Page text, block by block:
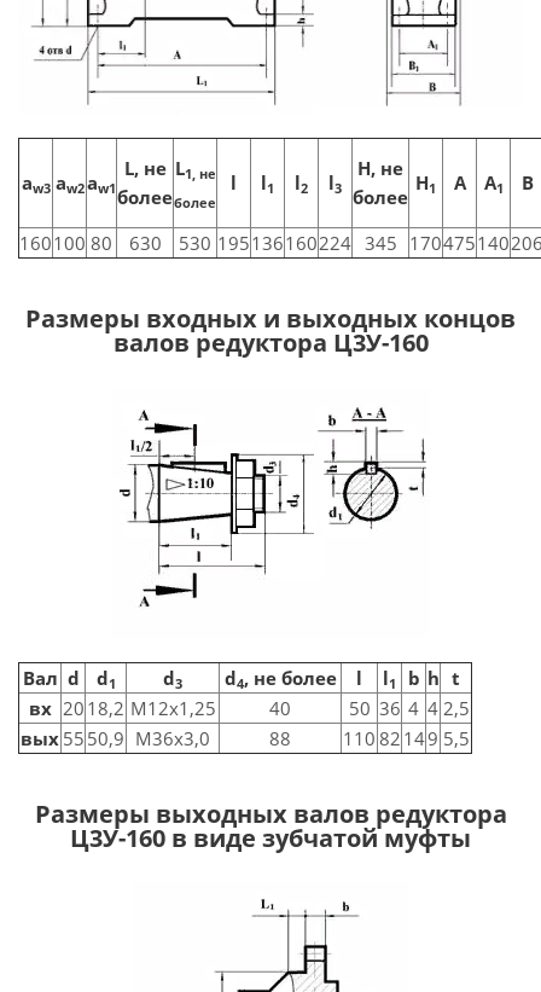
аw3 аw2аw1
L, не
более
L1, не
более
l l1 l2 l3
H, не
более
H1 A A1 B
160100 80 630 530 195136160224 345 170475140
Размеры входных и выходных концов
валов редуктора Ц3У-160
Вал d d1 d3 d4, не более l l1 b h t
вх 20 18,2 M12x1,25 40 50 36 4 4 2,5
вых 55 50,9 M36x3,0 88 110 82 149 5,5
Размеры выходных валов редуктора
Ц3У-160 в виде зубчатой муфты